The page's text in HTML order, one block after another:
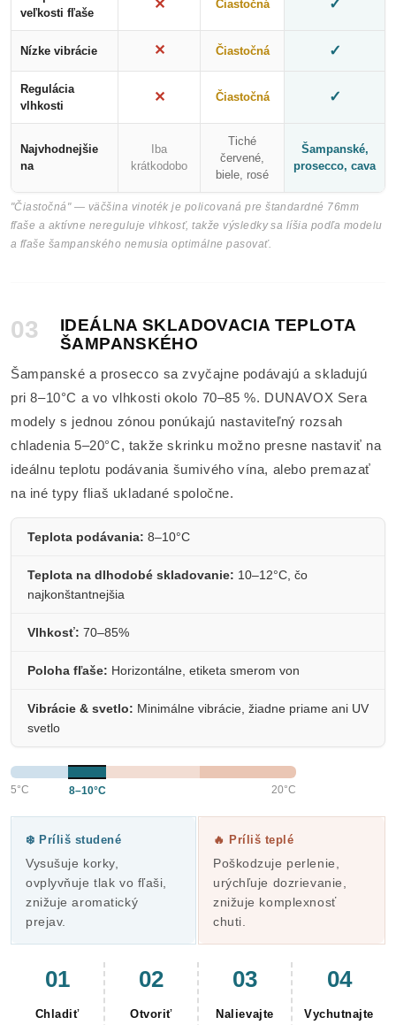
veľkosti fľaše
✕ Čiastočná ✓
Nízke vibrácie ✕ Čiastočná ✓
Regulácia
vlhkosti
✕ Čiastočná ✓
Najvhodnejšie
na
Iba
krátkodobo
Tiché
červené,
biele, rosé
Šampanské,
prosecco, cava
"Čiastočná" — väčšina vinoték je policovaná pre štandardné 76mm
fľaše a aktívne nereguluje vlhkosť, takže výsledky sa líšia podľa modelu
a fľaše šampanského nemusia optimálne pasovať.
03
IDEÁLNA SKLADOVACIA TEPLOTA
ŠAMPANSKÉHO
Šampanské a prosecco sa zvyčajne podávajú a skladujú
pri 8–10°C a vo vlhkosti okolo 70–85 %. DUNAVOX Sera
modely s jednou zónou ponúkajú nastaviteľný rozsah
chladenia 5–20°C, takže skrinku možno presne nastaviť na
ideálnu teplotu podávania šumivého vína, alebo premazať
na iné typy fliaš ukladané spoločne.
Teplota podávania: 8–10°C
Teplota na dlhodobé skladovanie: 10–12°C, čo
najkonštantnejšia
Vlhkosť: 70–85%
Poloha fľaše: Horizontálne, etiketa smerom von
Vibrácie & svetlo: Minimálne vibrácie, žiadne priame ani UV
svetlo
5°C 8–10°C 20°C
❄️ Príliš studené
Vysušuje korky,
ovplyvňuje tlak vo fľaši,
znižuje aromatický
prejav.
🔥 Príliš teplé
Poškodzuje perlenie,
urýchľuje dozrievanie,
znižuje komplexnosť
chuti.
01
Chladiť
02
Otvoriť
03
Nalievajte
04
Vychutnajte